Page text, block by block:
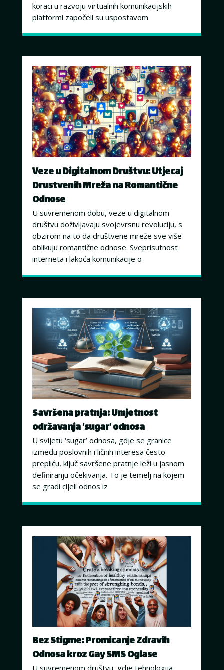
koraci u razvoju virtualnih komunikacijskih
platformi započeli su uspostavom
Veze u Digitalnom Društvu: Utjecaj
Drustvenih Mreža na Romantične
Odnose
U suvremenom dobu, veze u digitalnom
društvu doživljavaju svojevrsnu revoluciju, s
obzirom na to da društvene mreže sve više
oblikuju romantične odnose. Sveprisutnost
interneta i lakoća komunikacije o
Savršena pratnja: Umjetnost
održavanja ‘sugar’ odnosa
U svijetu ‘sugar’ odnosa, gdje se granice
između poslovnih i ličnih interesa često
prepliću, ključ savršene pratnje leži u jasnom
definiranju očekivanja. To je temelj na kojem
se gradi cijeli odnos iz
Bez Stigme: Promicanje Zdravih
Odnosa kroz Gay SMS Oglase